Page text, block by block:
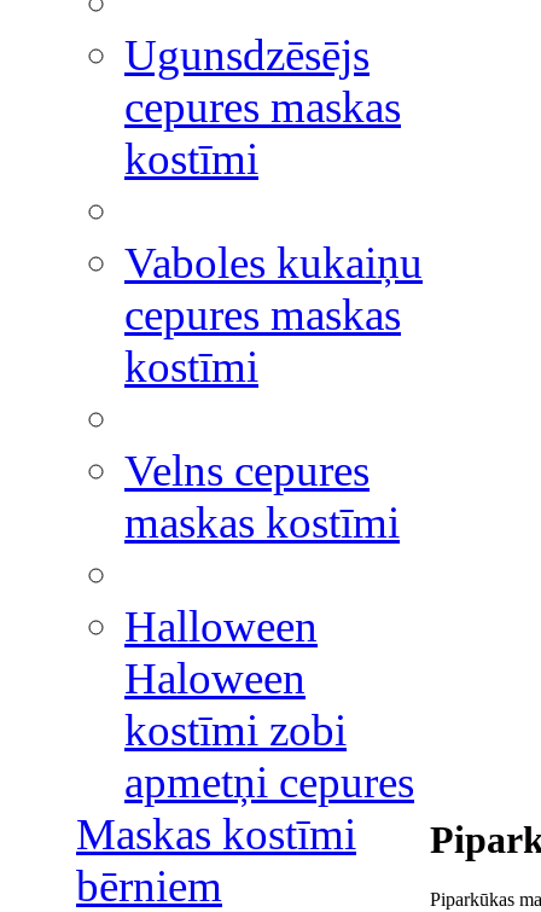
Ugunsdzēsējs
cepures maskas
kostīmi
Vaboles kukaiņu
cepures maskas
kostīmi
Velns cepures
maskas kostīmi
Halloween
Haloween
kostīmi zobi
apmetņi cepures
Maskas kostīmi
bērniem
Piparkūkas